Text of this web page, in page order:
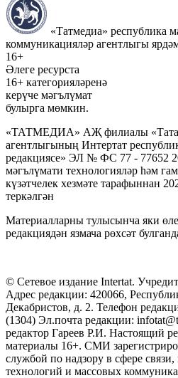
«Татмедиа» республика
коммуникацияләр агентлыгы
16+
Әлеге ресурста
16+ категорияләренә
керүче мәгълүмат
булырга мөмкин.
«ТАТМЕДИА» АҖ филиалы
агентлыгының Интертат
редакциясе» ЭЛ № ФС 77 - 77652
мәгълүмати технологияләр һәм
күзәтчелек хезмәте тарафыннан
теркәлгән
Материалларны тулысынча яки
редакциядән язмача рөхсәт
© Сетевое издание Intertat.
Адрес редакции: 420066,
Декабристов, д. 2. Телефон
(1304) Эл.почта редакции:
редактор Гареев Р.И. Настоящий
материалы 16+. СМИ
службой по надзору в сфере
технологий и массовых